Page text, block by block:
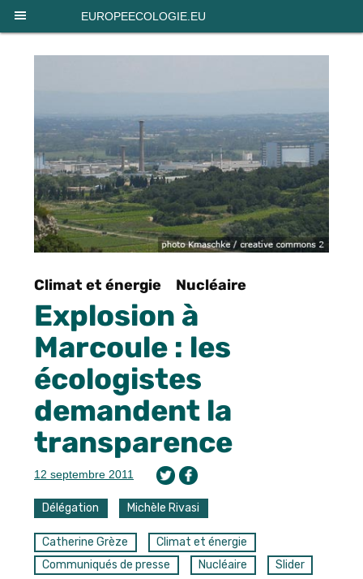
EUROPEECOLOGIE.EU
Climat et énergie Nucléaire
Explosion à
Marcoule : les
écologistes
demandent la
transparence
12 septembre 2011
Délégation Michèle Rivasi
Catherine Grèze
Climat et énergie
Communiqués de presse
Nucléaire
Slider